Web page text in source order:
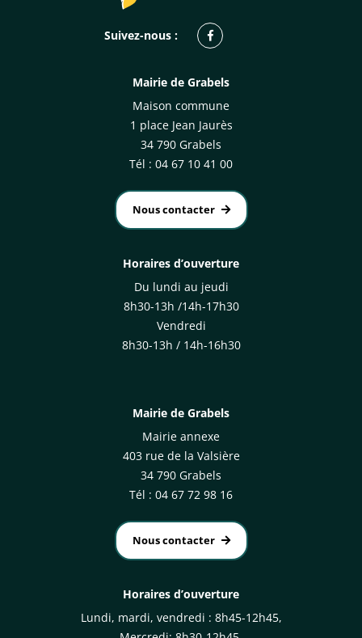
Suivez-nous : Facebook
Mairie de Grabels
Maison commune
1 place Jean Jaurès
34 790 Grabels
Tél : 04 67 10 41 00
Nous contacter
Horaires d’ouverture
Du lundi au jeudi
8h30-13h /14h-17h30
Vendredi
8h30-13h / 14h-16h30
Mairie de Grabels
Mairie annexe
403 rue de la Valsière
34 790 Grabels
Tél : 04 67 72 98 16
Nous contacter
Horaires d’ouverture
Lundi, mardi, vendredi : 8h45-12h45,